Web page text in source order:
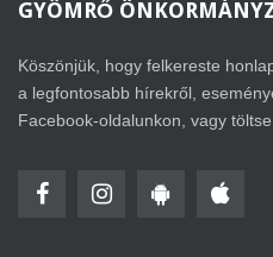
GYÖMRŐ
Köszönjük, hogy felkereste
a legfontosabb hírekről,
Facebook-oldalunkon, vagy